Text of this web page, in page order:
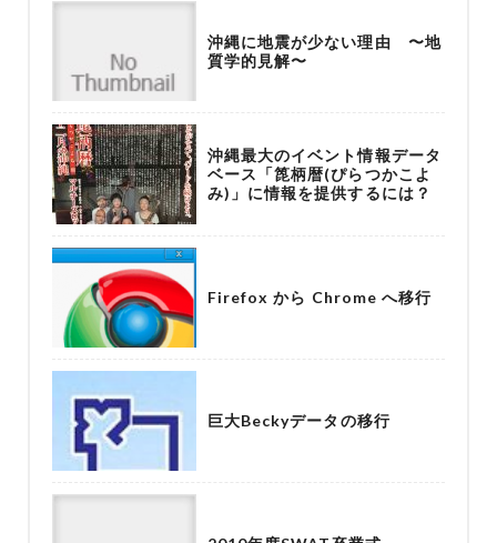
沖縄に地震が少ない理由 〜地
質学的見解〜
沖縄最大のイベント情報データ
ベース「箆柄暦(ぴらつかこよ
み)」に情報を提供するには？
Firefox から Chrome へ移行
巨大Beckyデータの移行